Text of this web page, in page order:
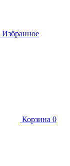
Избранное
Корзина 0